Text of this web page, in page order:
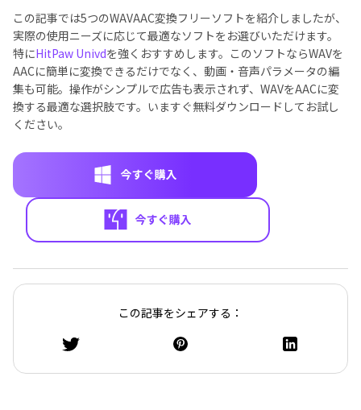
この記事では5つのWAVAAC変換フリーソフトを紹介しましたが、
実際の使用ニーズに応じて最適なソフトをお選びいただけます。
特にHitPaw Univdを強くおすすめします。このソフトならWAVを
AACに簡単に変換できるだけでなく、動画・音声パラメータの編
集も可能。操作がシンプルで広告も表示されず、WAVをAACに変
換する最適な選択肢です。いますぐ無料ダウンロードしてお試し
ください。
この記事をシェアする：